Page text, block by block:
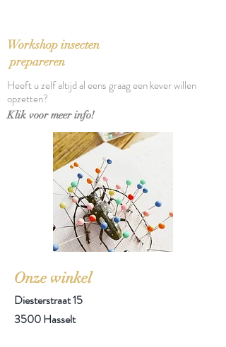
Verschijningsdatum: 2005
Aantal pagina's: 143
Eerste druk
Workshop insecten
prepareren
Heeft u zelf altijd al eens graag een kever willen
opzetten?
Klik voor meer info!
Onze winkel
Diesterstraat 15
3500 Hasselt